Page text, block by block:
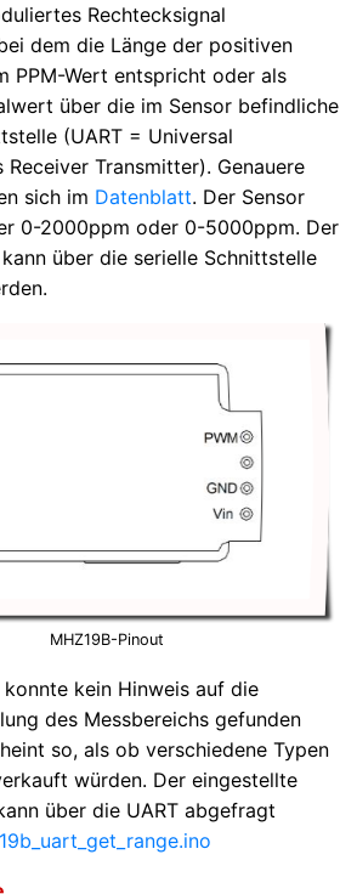
Rechtecksignal
dem die Länge der positiven
PPM-Wert entspricht oder als
über die im Sensor befindliche
(UART = Universal
Receiver Transmitter). Genauere
sich im Datenblatt. Der Sensor
0-2000ppm oder 0-5000ppm. Der
über die serielle Schnittstelle
MHZ19B-Pinout
kein Hinweis auf die
des Messbereichs gefunden
so, als ob verschiedene Typen
würden. Der eingestellte
über die UART abgefragt